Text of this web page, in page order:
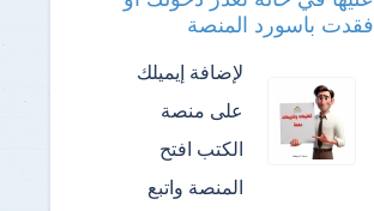
فقدت باسورد المنصة
لإضافة إيميلك
على منصة
الكتب افتح
المنصة واتبع